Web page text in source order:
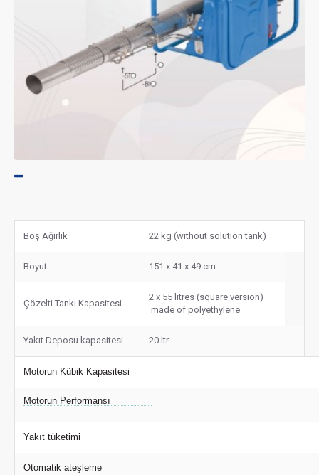
Boş Ağırlık 22 kg (without solution tank)
Boyut 151 x 41 x 49 cm
Çözelti Tankı Kapasitesi
2 x 55 litres (square version)
made of polyethylene
Yakıt Deposu kapasitesi 20 ltr
Motorun Kübik Kapasitesi
Motorun Performansı
Yakıt tüketimi
Otomatik ateşleme